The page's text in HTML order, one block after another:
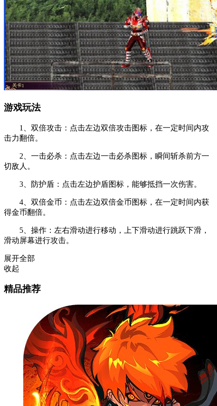
游戏玩法
1、双倍攻击：点击左边双倍攻击图标，在一定时间内攻
击力翻倍。
2、一击必杀：点击左边一击必杀图标，瞬间斩杀前方一
切敌人。
3、防护盾：点击左边护盾图标，能够抵挡一次伤害。
4、双倍金币：点击左边双倍金币图标，在一定时间内获
得金币翻倍。
5、操作：左右滑动进行移动，上下滑动进行跳跃下滑，
滑动屏幕进行攻击。
展开全部
收起
精品推荐